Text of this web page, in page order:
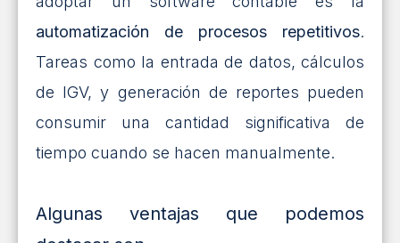
automatización de procesos repetitivos.
Tareas como la entrada de datos, cálculos
de IGV, y generación de reportes pueden
consumir una cantidad significativa de
tiempo cuando se hacen manualmente.
Algunas ventajas que podemos